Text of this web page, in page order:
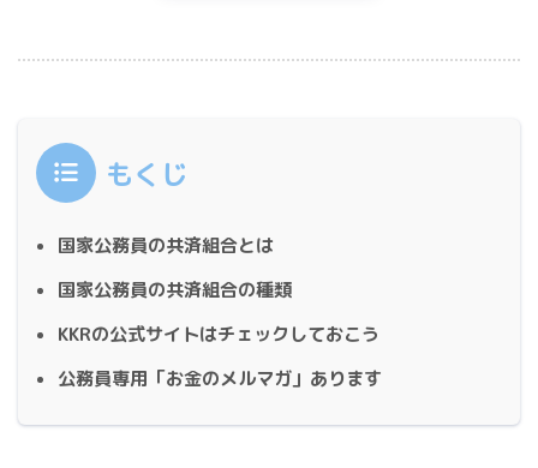
もくじ
国家公務員の共済組合とは
国家公務員の共済組合の種類
KKRの公式サイトはチェックしておこう
公務員専用「お金のメルマガ」あります